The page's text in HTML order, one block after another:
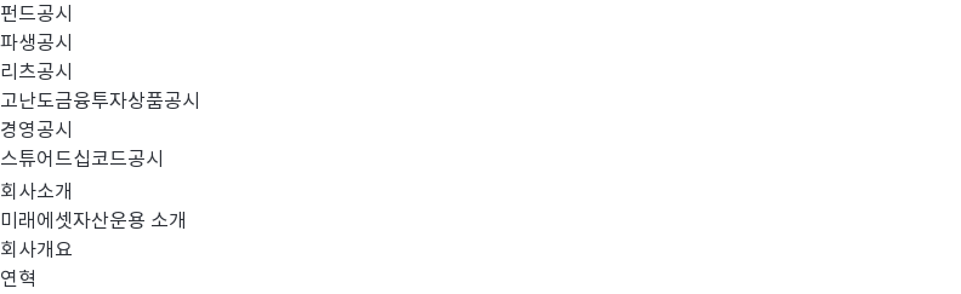
펀드공시
파생공시
리츠공시
고난도금융투자상품공시
경영공시
스튜어드십코드공시
회사소개
미래에셋자산운용 소개
회사개요
연혁
이전글